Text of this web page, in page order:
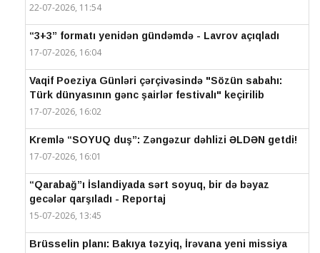
22-07-2026, 11:54
“3+3” formatı yenidən gündəmdə - Lavrov açıqladı
17-07-2026, 16:04
Vaqif Poeziya Günləri çərçivəsində "Sözün sabahı:
Türk dünyasının gənc şairlər festivalı" keçirilib
17-07-2026, 16:02
Kremlə “SOYUQ duş”: Zəngəzur dəhlizi ƏLDƏN getdi!
17-07-2026, 16:01
“Qarabağ”ı İslandiyada sərt soyuq, bir də bəyaz
gecələr qarşıladı - Reportaj
15-07-2026, 13:45
Brüsselin planı: Bakıya təzyiq, İrəvana yeni missiya